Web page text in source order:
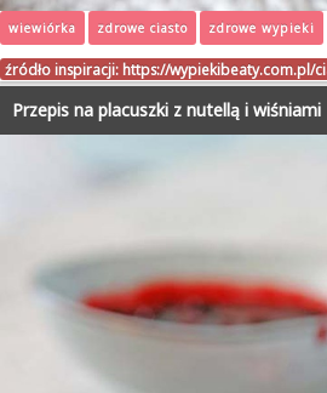
wiewiórka zdrowe ciasto zdrowe wypieki
źródło inspiracji: https://wypiekibeaty.com.pl/
Przepis na placuszki z nutellą i wiśniami